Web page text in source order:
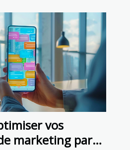
vos
marketing par